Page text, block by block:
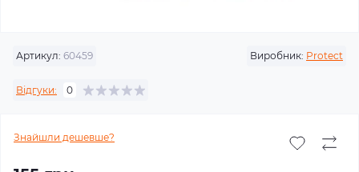
Артикул: 60459 Виробник: Protect
Відгуки: 0
Знайшли дешевше?